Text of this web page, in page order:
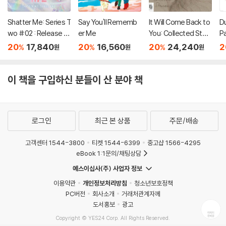
Shatter Me: Series T
wo #02 : Release M
e
20% 17,840원
Say You'll Rememb
er Me
20% 16,560원
It Will Come Back to
You: Collected Stori
es
20% 24,240원
이 책을 구입하신 분들이 산 분야 책
로그인 최근 본 상품 주문/배송
고객센터 1544-3800 티켓 1544-6399
중고샵 1566-4295
eBook 1:1문의/채팅상담
예스이십사(주) 사업자 정보
이용약관
개인정보처리방침
청소년보호정책
PC버전
회사소개
거래처관계자께
도서홍보
광고
Copyright © YES24 Corp. All Rights Reserved.